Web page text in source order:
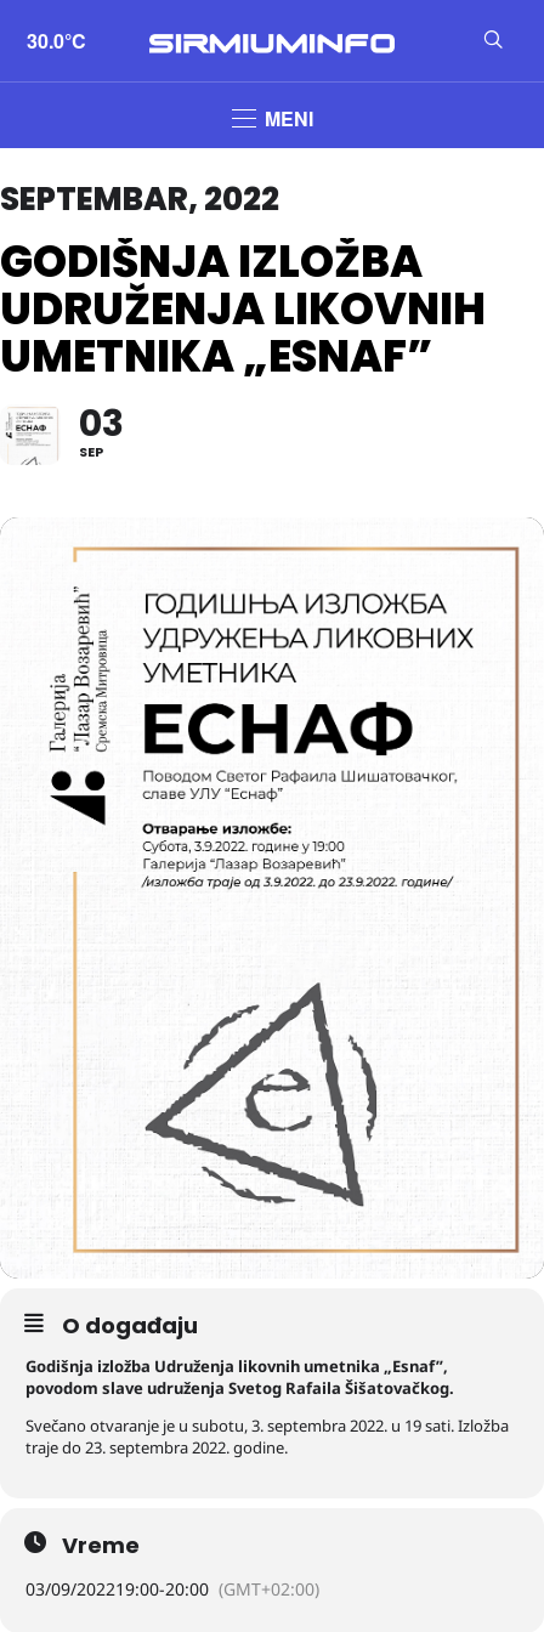
30.0°C
MENI
SEPTEMBAR, 2022
GODIŠNJA IZLOŽBA
UDRUŽENJA LIKOVNIH
UMETNIKA „ESNAF”
03
SEP
O događaju
Godišnja izložba Udruženja likovnih umetnika „Esnaf”,
povodom slave udruženja Svetog Rafaila Šišatovačkog.
Svečano otvaranje je u subotu, 3. septembra 2022. u 19 sati. Izložba
traje do 23. septembra 2022. godine.
Vreme
03/09/202219:00-20:00 (GMT+02:00)